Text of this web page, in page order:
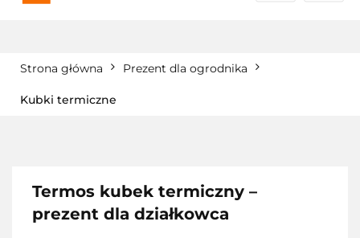
Strona główna Prezent dla ogrodnika
Kubki termiczne
Termos kubek termiczny –
prezent dla działkowca